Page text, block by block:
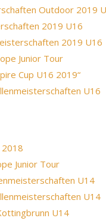
Outdoor 2019
2019 U16
2019 U16
Junior Tour
Cup U16 2019“
U16
2018
Junior Tour
U14
U14
U14